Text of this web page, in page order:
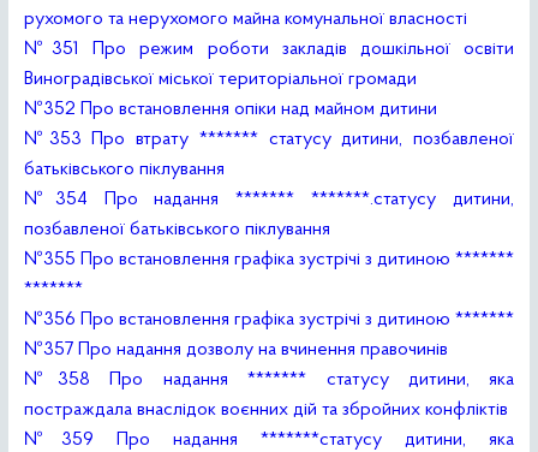
рухомого та нерухомого майна комунальної власності
№351 Про режим роботи закладів дошкільної освіти
Виноградівської міської територіальної громади
№352 Про встановлення опіки над майном дитини
№353 Про втрату ******* статусу дитини, позбавленої
батьківського піклування
№354 Про надання ******* *******.статусу дитини,
позбавленої батьківського піклування
№355 Про встановлення графіка зустрічі з дитиною *******
*******
№356 Про встановлення графіка зустрічі з дитиною *******
№357 Про надання дозволу на вчинення правочинів
№358 Про надання ******* статусу дитини, яка
постраждала внаслідок воєнних дій та збройних конфліктів
№359 Про надання *******статусу дитини, яка